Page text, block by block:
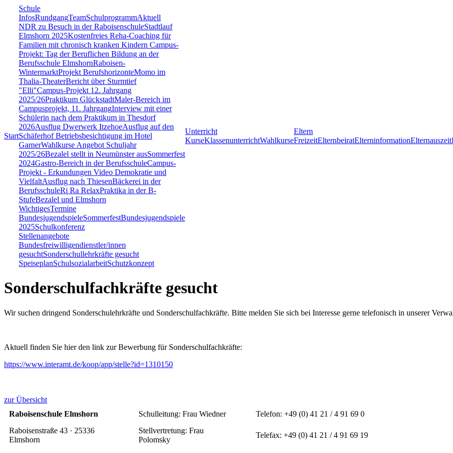
Start
Schule
InfosRundgangTeamSchulprogrammAktuell
NDR zu Besuch in der RaboisenschuleStadtlauf
Elmshorn 2025Kostenfreies Reha-Coaching für
Familien mit chronisch kranken Kindern Campus-
Projekt: Tag der Beruflichen Bildung an der
Berufsschule ElmshornRaboisen-
WintermarktProjekt BerufshorizonteMomo im
Thalia-TheaterBericht über Sturmtief
"Elli"Campus-Projekt 12. Jahrgang
2025/26Praktikum GlückstadtMaler-Bereich im
Campusprojekt, 11. JahrgangInterview mit einer
Schülerin nach dem Praktikum in Thesdorf
2026Ausflug Dwerwerk ItzehoeAusflug auf den
SchäferhofBetriebsbesichtigung im Hotel
GarnerWahlkurse Angebot Schuljahr
2025/26Bezalel stellt in Neumünster ausSommerfest
2024Gastro-Bereich in der BerufsschuleCampus-
Projekt - Erkundungen Video Demokratie und
VielfaltAusflug nach ThiesenBäckerei in der
BerufsschuleRi Ra RelaxPraktika in der B-
StufeBezalel und Elmshorn
WichtigesTermine
BundesjugendspieleSommerfestBundesjugendspiele
2025Schulkonferenz
Stellenangebote
Bundesfreiwilligendienstler/innen
gesuchtSonderschullehrkräfte gesucht
SpeiseplanSchulsozialarbeitSchutzkonzept
Unterricht
KurseKlassenunterrichtWahlkurse
Eltern
FreizeitElternbeiratElterninformationElternauszeit
Sonderschulfachkräfte gesucht
Wir suchen dringend Sonderschulehrkräfte und Sonderschulfachkräfte. Bitte melden Sie sich bei Interesse gerne telefonisch in unserer
Aktuell finden Sie hier den link zur Bewerbung für Sonderschulfachkräfte:
https://www.interamt.de/koop/app/stelle?id=1310150
zur Übersicht
Raboisenschule Elmshorn
Schulleitung: Frau Wiedner
Telefon: +49 (0) 41 21 / 4 91 69 0
Raboisenstraße 43 · 25336
Elmshorn
Stellvertretung: Frau
Polomsky
Telefax: +49 (0) 41 21 / 4 91 69 19